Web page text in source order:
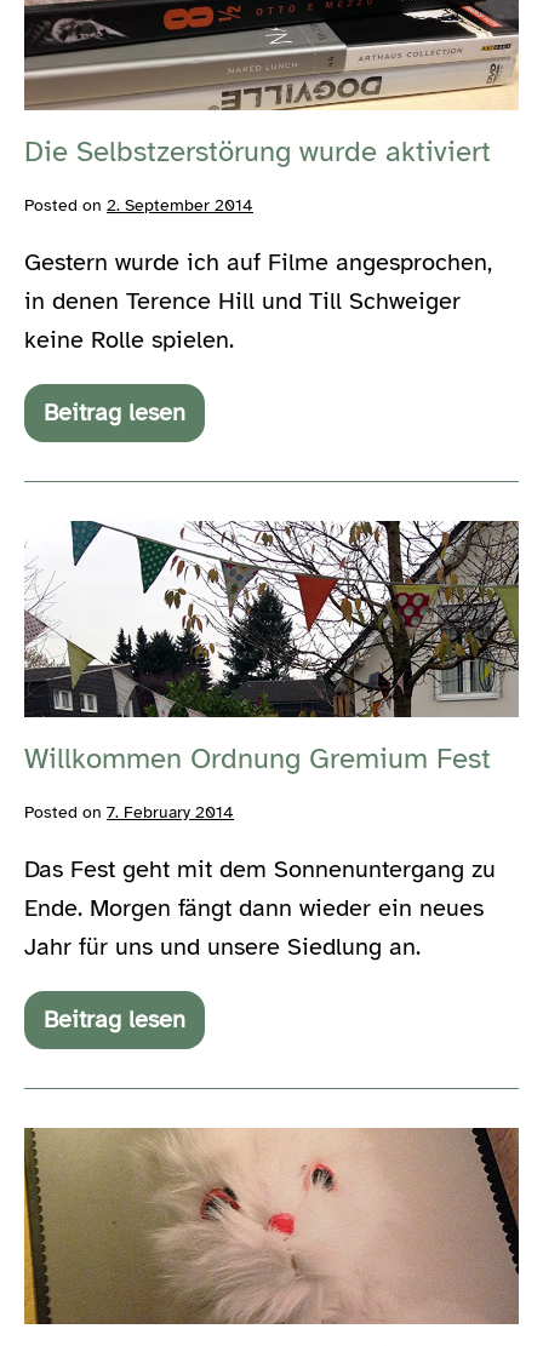
Die Selbstzerstörung wurde aktiviert
Posted on 2. September 2014
Gestern wurde ich auf Filme angesprochen,
in denen Terence Hill und Till Schweiger
keine Rolle spielen.
Beitrag lesen
Die
Selbstzerstörung
Willkommen
Ordnung
Gremium
Fest
Willkommen Ordnung Gremium Fest
Posted on 7. February 2014
Das Fest geht mit dem Sonnenuntergang zu
Ende. Morgen fängt dann wieder ein neues
Jahr für uns und unsere Siedlung an.
Beitrag lesen
Willkommen
Ordnung
Mine
is
the
last
voice